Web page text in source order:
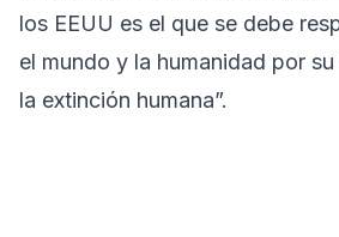
los EEUU es el que se debe
el mundo y la humanidad por
la extinción humana”.